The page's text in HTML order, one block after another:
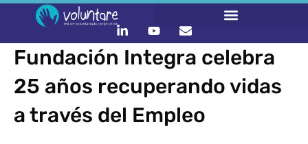
Fundación Integra celebra
25 años recuperando vidas
a través del Empleo